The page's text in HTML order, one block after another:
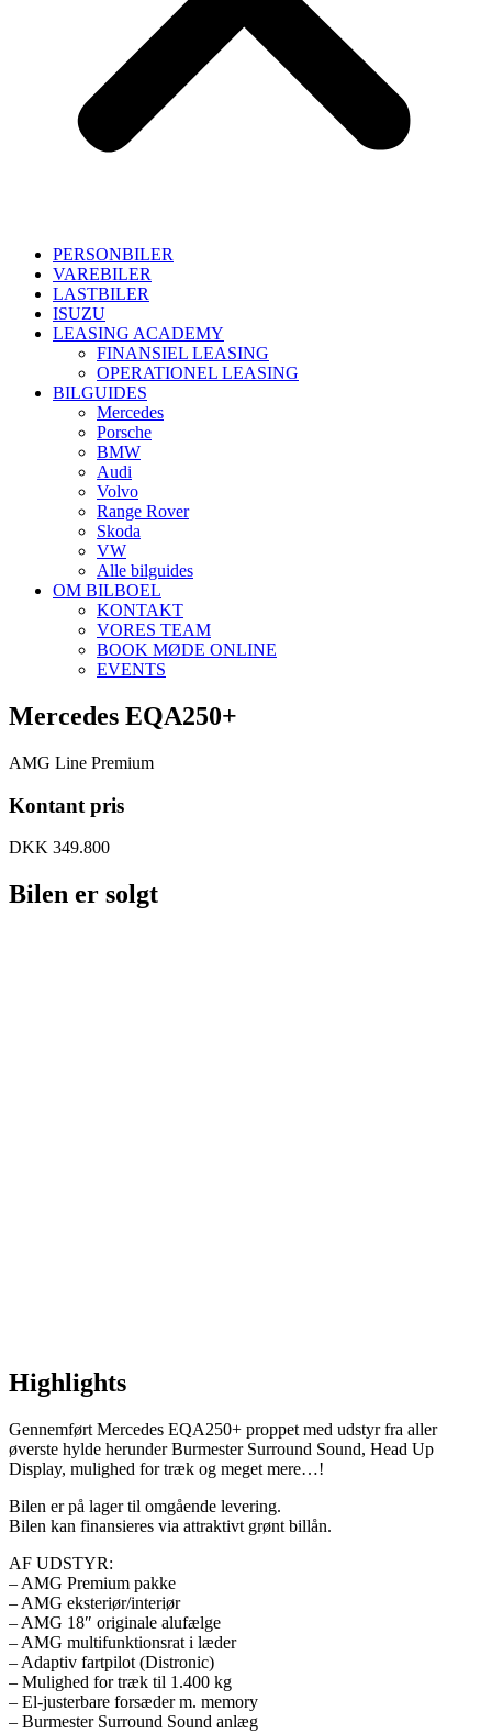
PERSONBILER
VAREBILER
LASTBILER
ISUZU
LEASING ACADEMY
FINANSIEL LEASING
OPERATIONEL LEASING
BILGUIDES
Mercedes
Porsche
BMW
Audi
Volvo
Range Rover
Skoda
VW
Alle bilguides
OM BILBOEL
KONTAKT
VORES TEAM
BOOK MØDE ONLINE
EVENTS
Mercedes EQA250+
AMG Line Premium
Kontant pris
DKK 349.800
Bilen er solgt
Highlights
Gennemført Mercedes EQA250+ proppet med udstyr fra aller
øverste hylde herunder Burmester Surround Sound, Head Up
Display, mulighed for træk og meget mere…!
Bilen er på lager til omgående levering.
Bilen kan finansieres via attraktivt grønt billån.
AF UDSTYR:
– AMG Premium pakke
– AMG eksteriør/interiør
– AMG 18″ originale alufælge
– AMG multifunktionsrat i læder
– Adaptiv fartpilot (Distronic)
– Mulighed for træk til 1.400 kg
– El-justerbare forsæder m. memory
– Burmester Surround Sound anlæg